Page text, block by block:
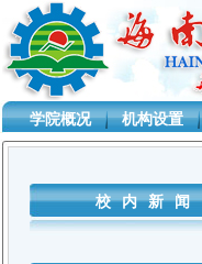
学院概况 机构设置
校内新闻